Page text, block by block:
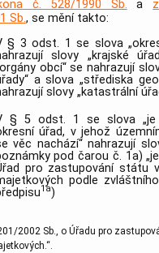
č. 528/1990 Sb. a
Sb., se mění takto:
§ 3 odst. 1 se slova
slovy „krajské
obcí“ se nahrazují
a slova „střediska
slovy „katastrální
§ 5 odst. 1 se slova „je
úřad, v jehož
věc nachází“ nahrazují
pod čarou č. 1a)
pro zastupování státu
podle
1a)
2002 Sb., o Úřadu pro